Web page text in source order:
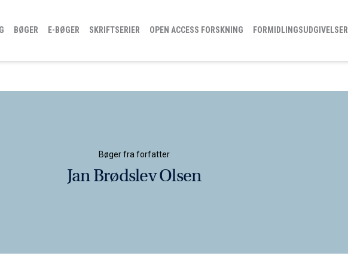
BØGER E-BØGER SKRIFTSERIER OPEN ACCESS FORSKNING FORMIDLINGSUDGIVELSER
Bøger fra forfatter
Jan Brødslev Olsen